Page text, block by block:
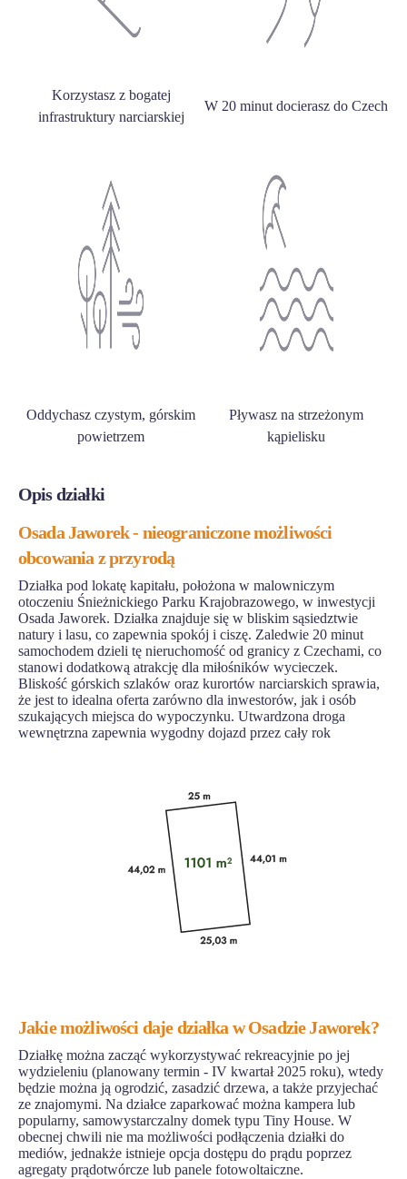
Korzystasz z bogatej
infrastruktury narciarskiej
W 20 minut docierasz do Czech
Oddychasz czystym, górskim
powietrzem
Pływasz na strzeżonym
kąpielisku
Opis działki
Osada Jaworek - nieograniczone możliwości
obcowania z przyrodą
Działka pod lokatę kapitału, położona w malowniczym
otoczeniu Śnieżnickiego Parku Krajobrazowego, w inwestycji
Osada Jaworek. Działka znajduje się w bliskim sąsiedztwie
natury i lasu, co zapewnia spokój i ciszę. Zaledwie 20 minut
samochodem dzieli tę nieruchomość od granicy z Czechami, co
stanowi dodatkową atrakcję dla miłośników wycieczek.
Bliskość górskich szlaków oraz kurortów narciarskich sprawia,
że jest to idealna oferta zarówno dla inwestorów, jak i osób
szukających miejsca do wypoczynku. Utwardzona droga
wewnętrzna zapewnia wygodny dojazd przez cały rok
Jakie możliwości daje działka w Osadzie Jaworek?
Działkę można zacząć wykorzystywać rekreacyjnie po jej
wydzieleniu (planowany termin - IV kwartał 2025 roku), wtedy
będzie można ją ogrodzić, zasadzić drzewa, a także przyjechać
ze znajomymi. Na działce zaparkować można kampera lub
popularny, samowystarczalny domek typu Tiny House. W
obecnej chwili nie ma możliwości podłączenia działki do
mediów, jednakże istnieje opcja dostępu do prądu poprzez
agregaty prądotwórcze lub panele fotowoltaiczne.